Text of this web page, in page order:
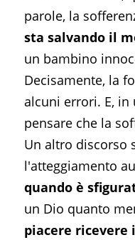
parole, la
sta salvando il
un bambino
Decisamente, la
alcuni errori. E,
pensare che la
Un altro discorso
l'atteggiamento
quando è
un Dio quanto
piacere ricevere